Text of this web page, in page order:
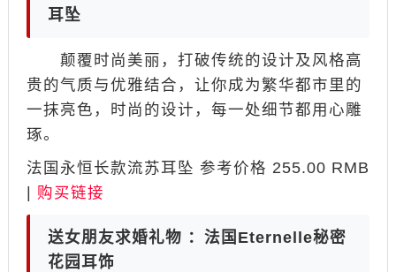
耳坠
颠覆时尚美丽，打破传统的设计及风格高
贵的气质与优雅结合，让你成为繁华都市里的
一抹亮色，时尚的设计，每一处细节都用心雕
琢。
法国永恒长款流苏耳坠 参考价格 255.00 RMB
购买链接
送女朋友求婚礼物 ：法国Eternelle秘密
花园耳饰